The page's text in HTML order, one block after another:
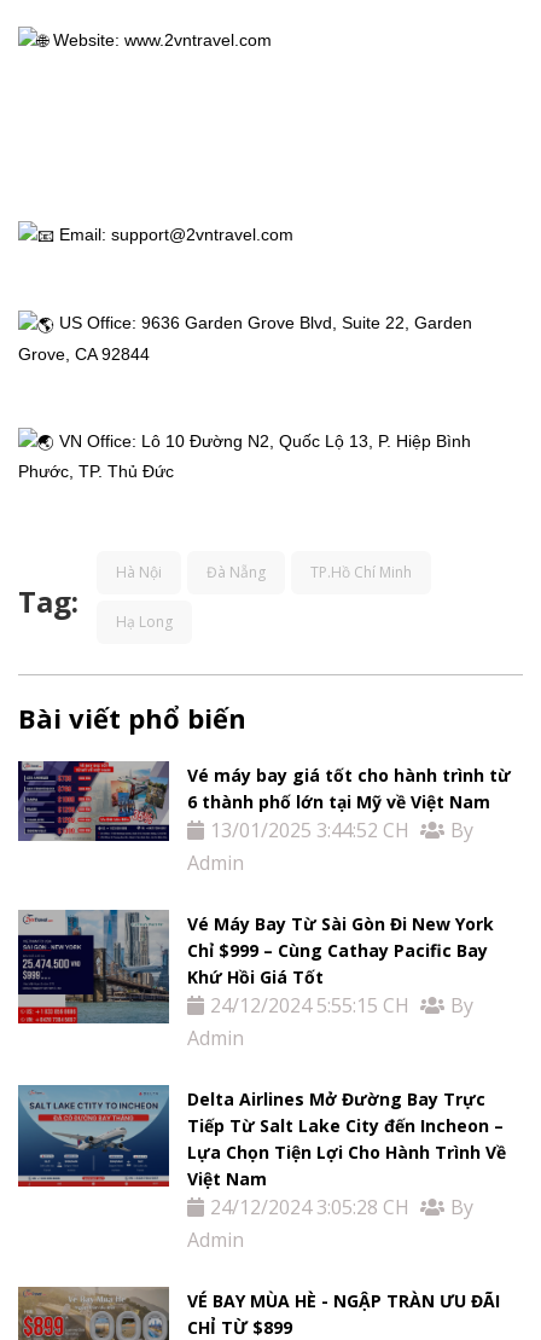
Bay
Thị
Thực
Việt
Nam
Dịch
khác
Khuyến
mãi
Tin
tức
Liên
Hệ
Website: www.2vntravel.com
Email: support@2vntravel.com
US Office: 9636 Garden Grove Blvd, Suite 22, Garden
Grove, CA 92844
VN Office: Lô 10 Đường N2, Quốc Lộ 13, P. Hiệp Bình
Phước, TP. Thủ Đức
Tag:
Hà Nội Đà Nẵng TP.Hồ Chí Minh
Hạ Long
Bài viết phổ biến
Vé máy bay giá tốt cho hành trình từ
6 thành phố lớn tại Mỹ về Việt Nam
13/01/2025 3:44:52 CH
By
Admin
Vé Máy Bay Từ Sài Gòn Đi New York
Chỉ $999 – Cùng Cathay Pacific Bay
Khứ Hồi Giá Tốt
24/12/2024 5:55:15 CH
By
Admin
Delta Airlines Mở Đường Bay Trực
Tiếp Từ Salt Lake City đến Incheon –
Lựa Chọn Tiện Lợi Cho Hành Trình Về
Việt Nam
24/12/2024 3:05:28 CH
By
Admin
VÉ BAY MÙA HÈ - NGẬP TRÀN ƯU ĐÃI
CHỈ TỪ $899